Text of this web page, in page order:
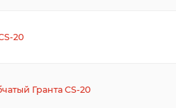
20
Гранта CS-20